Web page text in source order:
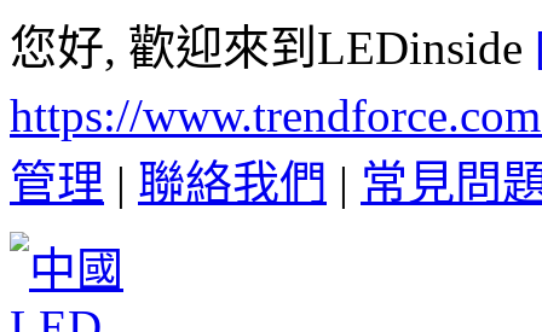
您好, 歡迎來到LEDinside
https://
管理 | 聯絡我們 | 常見問